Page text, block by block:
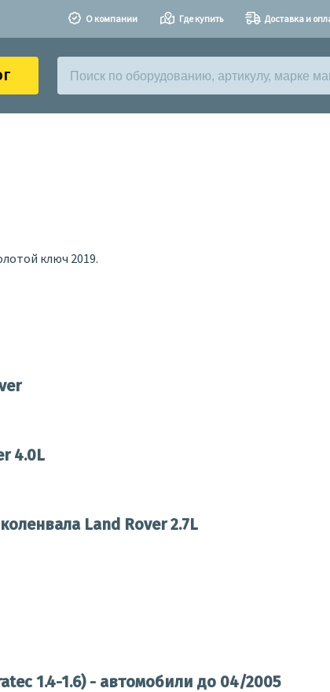
О компании Где купить Доставка и
ключ 2019.
4.0L
Land Rover 2.7L
1.4-1.6) - автомобили до 04/2005